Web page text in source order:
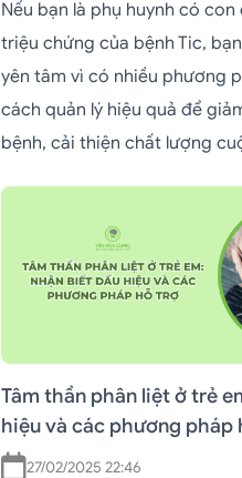
Nếu bạn là phụ huynh có
triệu chứng của bệnh Tic,
yên tâm vì có nhiều phương
cách quản lý hiệu quả để
bệnh, cải thiện chất lượng
Tâm thần phân liệt ở trẻ
hiệu và các phương pháp
27/02/2025 22:46